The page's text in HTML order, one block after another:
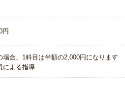
円
場合、1科目は半額の2,000円になります
による指導